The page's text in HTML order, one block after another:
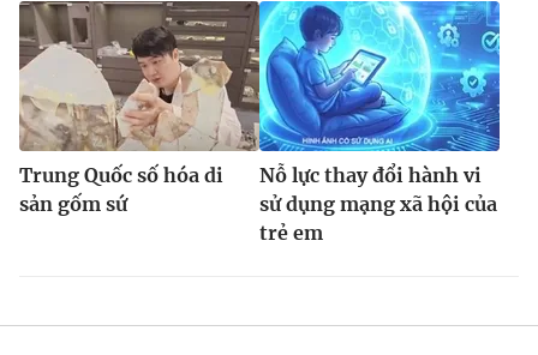
Trung Quốc số hóa di
sản gốm sứ
Nỗ lực thay đổi hành vi
sử dụng mạng xã hội của
trẻ em